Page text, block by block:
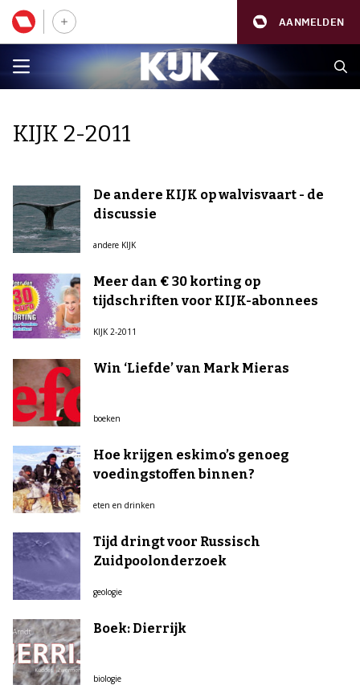
AANMELDEN
KIJK 2-2011
De andere KIJK op walvisvaart - de
discussie
andere KIJK
Meer dan € 30 korting op
tijdschriften voor KIJK-abonnees
KIJK 2-2011
Win ‘Liefde’ van Mark Mieras
boeken
Hoe krijgen eskimo’s genoeg
voedingstoffen binnen?
eten en drinken
Tijd dringt voor Russisch
Zuidpoolonderzoek
geologie
Boek: Dierrijk
biologie